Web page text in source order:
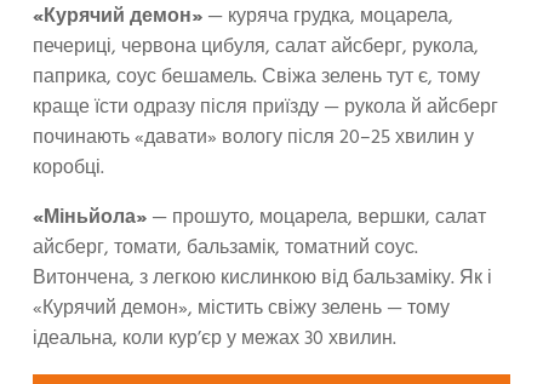
«Курячий демон»— куряча грудка, моцарела,
печериці, червона цибуля, салат айсберг, рукола,
паприка, соус бешамель. Свіжа зелень тут є, тому
краще їсти одразу після приїзду — рукола й айсберг
починають «давати» вологу після 20–25 хвилин у
коробці.
«Міньйола»— прошуто, моцарела, вершки, салат
айсберг, томати, бальзамік, томатний соус.
Витончена, з легкою кислинкою від бальзаміку. Як і
«Курячий демон», містить свіжу зелень — тому
ідеальна, коли кур’єр у межах 30 хвилин.